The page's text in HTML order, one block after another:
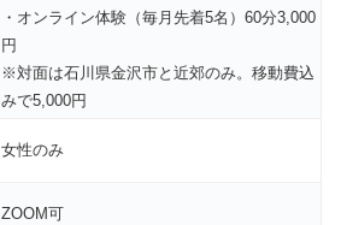
・オンライン体験（毎月先着5名）60分3,000
円
※対面は石川県金沢市と近郊のみ。移動費込
みで5,000円
女性のみ
ZOOM可